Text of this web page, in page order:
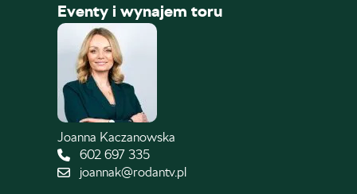
Eventy i wynajem toru
Joanna Kaczanowska
602 697 335
joannak@rodantv.pl